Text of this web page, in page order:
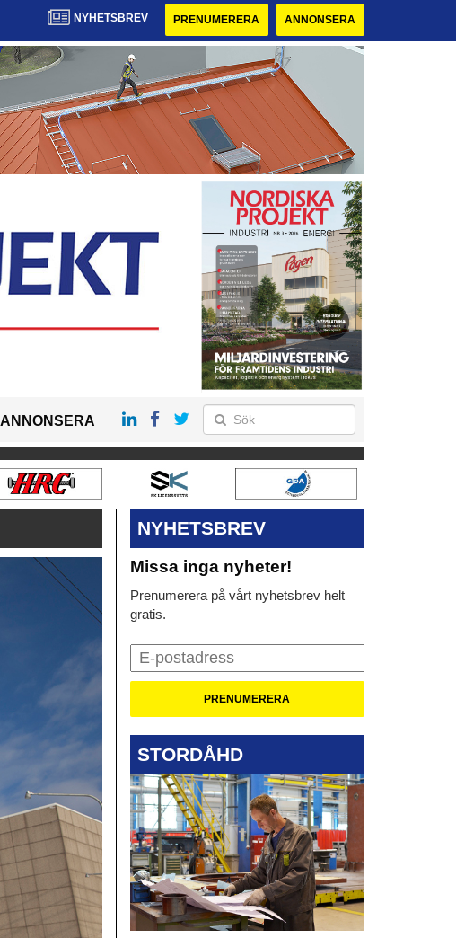
NYHETSBREV PRENUMERERA ANNONSERA
ANNONSERA
NYHETSBREV
Missa inga nyheter!
Prenumerera på vårt nyhetsbrev helt
gratis.
STORDÅHD